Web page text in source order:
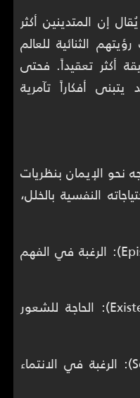
إن المتدينين أكثر
الثنائية للعالم
أكثر تعقيداً. فحتى
أفكاراً تآمرية
الإيمان بنظريات
النفسية بالخلل،
- الاحتياجات المعرفية (Epistemic): الرغبة في الفهم
- الاحتياجات الوجودية (Existential): الحاجة للشعور
- الاحتياجات الاجتماعية (Social): الرغبة في الانتماء